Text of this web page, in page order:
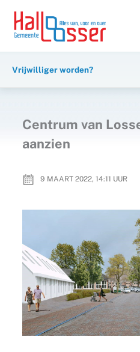
inhoud
naar
Vrijwilliger worden?
Centrum van
aanzien
9 MAART 2022, 14:11 UUR